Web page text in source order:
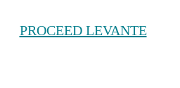
PROCEED LEVANTE